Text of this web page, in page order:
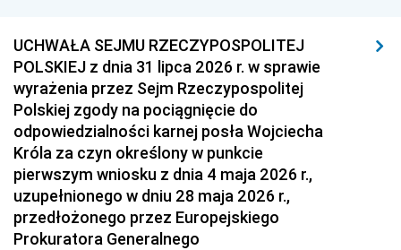
UCHWAŁA SEJMU RZECZYPOSPOLITEJ
POLSKIEJ z dnia 31 lipca 2026 r. w sprawie
wyrażenia przez Sejm Rzeczypospolitej
Polskiej zgody na pociągnięcie do
odpowiedzialności karnej posła Wojciecha
Króla za czyn określony w punkcie
pierwszym wniosku z dnia 4 maja 2026 r.,
uzupełnionego w dniu 28 maja 2026 r.,
przedłożonego przez Europejskiego
Prokuratora Generalnego